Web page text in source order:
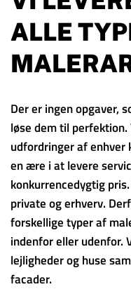
ALLE
Der er ingen opgaver,
løse dem til
udfordringer af enhver
en ære i at levere
konkurrencedygtig
private og erhverv.
forskellige typer af
indenfor eller udenfor.
lejligheder og huse
facader.